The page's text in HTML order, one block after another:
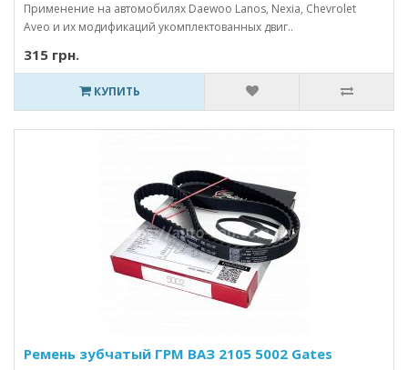
Применение на автомобилях Daewoo Lanos, Nexia, Chevrolet
Aveo и их модификаций укомплектованных двиг..
315 грн.
КУПИТЬ
Ремень зубчатый ГРМ ВАЗ 2105 5002 Gates